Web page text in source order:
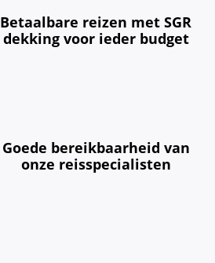
Betaalbare reizen met SGR
dekking voor ieder budget
Goede bereikbaarheid van
onze reisspecialisten